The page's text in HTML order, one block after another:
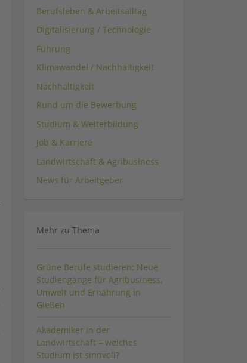
Berufsleben & Arbeitsalltag
Digitalisierung / Technologie
Führung
Klimawandel / Nachhaltigkeit
Nachhaltigkeit
Rund um die Bewerbung
Studium & Weiterbildung
Job & Karriere
Landwirtschaft & Agribusiness
News für Arbeitgeber
Mehr zu Thema
Grüne Berufe studieren: Neue
Studiengänge für Agribusiness,
Umwelt und Ernährung in
Gießen
Akademiker in der
Landwirtschaft – welches
Studium ist sinnvoll?